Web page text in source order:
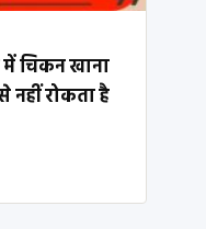
चिकन खाना
नहीं रोकता है